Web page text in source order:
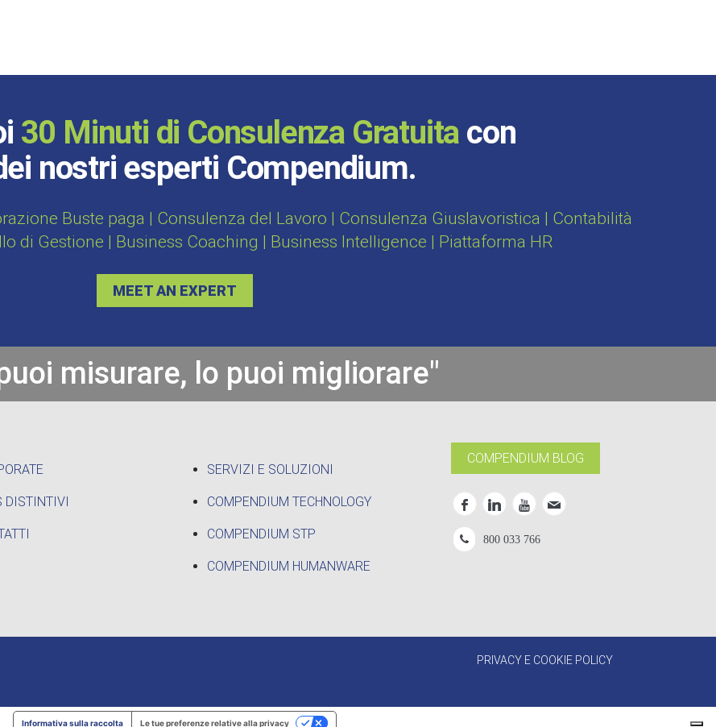
30 Minuti di Consulenza Gratuita con
nostri esperti Compendium.
Buste paga | Consulenza del Lavoro | Consulenza Giuslavoristica | Contabilità
di Gestione | Business Coaching | Business Intelligence | Piattaforma HR
MEET AN EXPERT
misurare, lo puoi migliorare"
DISTINTIVI
SERVIZI E SOLUZIONI
COMPENDIUM TECHNOLOGY
COMPENDIUM STP
COMPENDIUM HUMANWARE
COMPENDIUM BLOG
800 033 766
PRIVACY E COOKIE POLICY
Informativa sulla raccolta Le tue preferenze relative alla privacy